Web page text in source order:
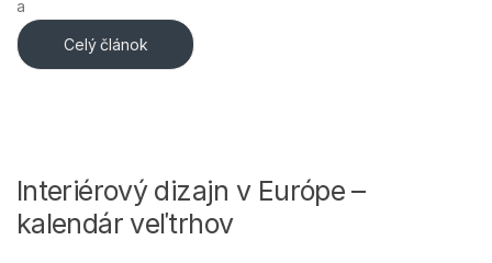
a
Celý článok
Interiérový dizajn v Európe –
kalendár veľtrhov